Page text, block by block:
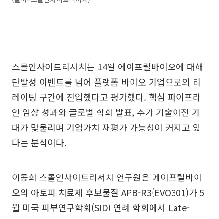
스몰인사이트리서치는 14일 에이프릴바이오에 대해
단발성 이벤트를 넘어 플랫폼 바이오 기업으로의 리
레이팅 구간에 진입했다고 평가했다. 핵심 파이프라
인 임상 성과와 글로벌 학회 발표, 추가 기술이전 기
대가 맞물리며 기업가치 재평가 가능성이 커지고 있
다는 분석이다.
이동희 스몰인사이트리서치 연구원은 에이프릴바이
오의 아토피 치료제 후보물질 APB-R3(EVO301)가 5
월 미국 피부연구학회(SID) 연례 학회에서 Late-